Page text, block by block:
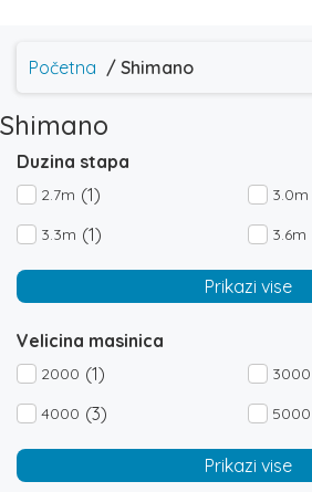
Početna / Shimano
Shimano
Duzina stapa
2.7m (1) 3.0m
3.3m (1) 3.6m
Prikazi vise
Velicina masinica
2000 (1) 3000
4000 (3) 5000
Prikazi vise